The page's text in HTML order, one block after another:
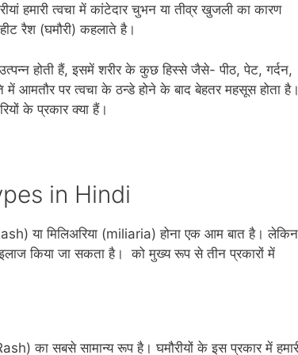
हमारी त्‍वचा में कांटेदार चुभन या तीव्र खुजली का कारण
रैश (घमौरी) कहलाते है।
होती हैं, इसमें शरीर के कुछ हिस्से जैसे- पीठ, पेट, गर्दन,
आमतौर पर त्वचा के ठन्डे होने के बाद बेहतर महसूस होता
के प्रकार क्‍या हैं।
in Hindi
या मिलिअरिया (miliaria) होना एक आम बात है। लेकिन
किया जा सकता है। को मुख्य रूप से तीन प्रकारों में
का सबसे सामान्य रूप है। घमौरीयों के इस प्रकार में